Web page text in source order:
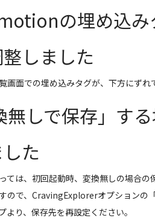
の埋め込み
しました
画面での埋め込みタグが、下方にずれ
無しで保存 」す
た
ては、初回起動時、変換無しの場合の
ので、CravingExplorerオプションの
より、保存先を再設定ください。